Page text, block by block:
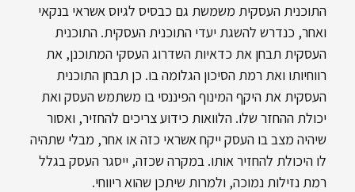
התוכנית העסקית משמשת גם כבסיס לגיוס אשראי בנקאי
ואחר, כנדרש להשגת יעדי התוכנית העסקית. התוכנית
העסקית תבחן את כדאיות השדרוג העסקי המתוכנן, את
רווחיותו ואת רמת הסיכון הגלומה בו. כן תבחן התוכנית
העסקית את היקף המינוף הפיננסי בו משתמש העסק ואת
יכולת ההחזר שלו. הלוואות כידוע צריכים להחזיר, ואסור
שיהיה מצב בו העסק ייקח אשראי כזה או אחר, מבלי שתהיה
לו היכולת להחזיר אותו. במקרה שכזה, ייסגר העסק בגלל
רמת נזילות נמוכה, ולמרות שיתכן שהוא ריווחי.